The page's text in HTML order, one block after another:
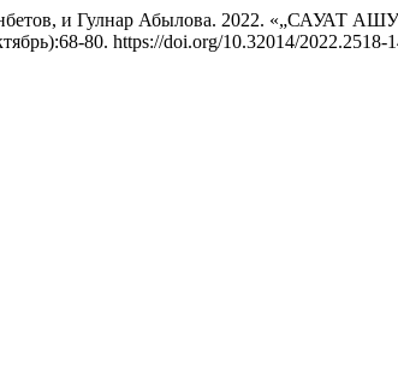
и Гулнар Абылова. 2022.
80. https://doi.org/10.32014/2022.2518-